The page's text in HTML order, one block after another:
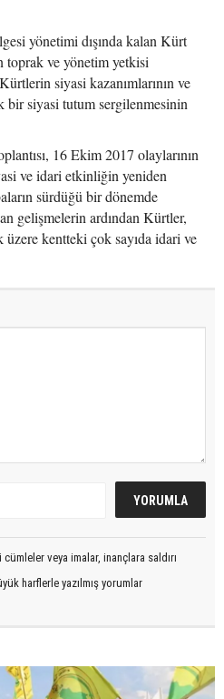
yönetimi dışında kalan Kürt
toprak ve yönetim yetkisi
siyasi kazanımlarının ve
bir siyasi tutum sergilenmesinin
16 Ekim 2017 olaylarının
ve idari etkinliğin yeniden
sürdüğü bir dönemde
gelişmelerin ardından Kürtler,
kentteki çok sayıda idari ve
veya imalar, inançlara saldırı
harflerle yazılmış yorumlar